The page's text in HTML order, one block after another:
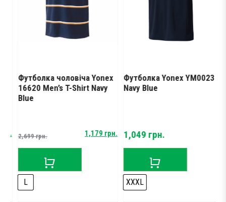
Футболка чоловіча Yonex
16620 Men’s T-Shirt Navy
Blue
2,699грн.Original
price
was:
1,179грн.
Current
price
is:
Футболка Yonex YM0023
Navy Blue
1,049грн.
XXXL